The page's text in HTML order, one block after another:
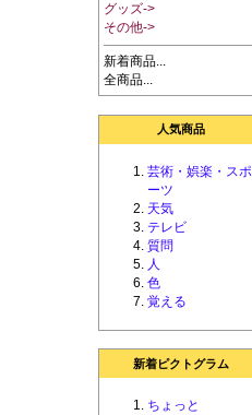
グッズ->
その他->
新着商品...
全商品...
人気商品
芸術・娯楽・スポ
ーツ
天気
テレビ
質問
人
色
覚える
新着ピクトグラム
ちょっと